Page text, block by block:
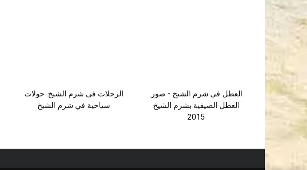
العطل في شرم الشيخ - صور.
العطل الصيفية بشرم الشيخ
2015
الرحلات في شرم الشيخ. جولات
سياحية في شرم الشيخ